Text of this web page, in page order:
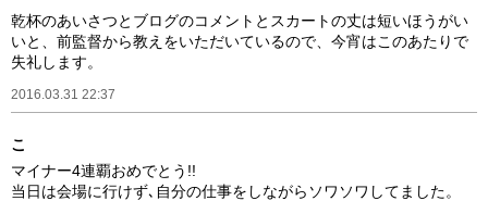
乾杯のあいさつとブログのコメントとスカートの丈は短いほうがい
いと、前監督から教えをいただいているので、今宵はこのあたりで
失礼します。
2016.03.31 22:37
こ
マイナー4連覇おめでとう!!
当日は会場に行けず､自分の仕事をしながらソワソワしてました。